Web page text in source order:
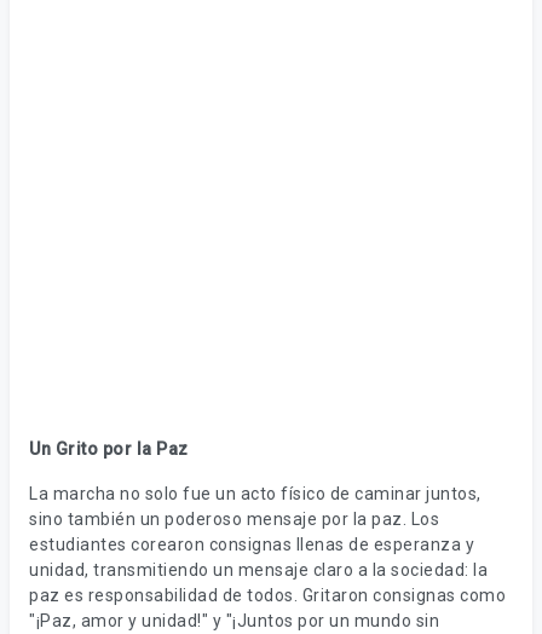
Un Grito por la Paz
La marcha no solo fue un acto físico de caminar juntos,
sino también un poderoso mensaje por la paz. Los
estudiantes corearon consignas llenas de esperanza y
unidad, transmitiendo un mensaje claro a la sociedad: la
paz es responsabilidad de todos. Gritaron consignas como
"¡Paz, amor y unidad!" y "¡Juntos por un mundo sin